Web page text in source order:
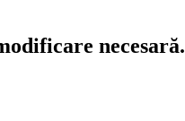
necesară.